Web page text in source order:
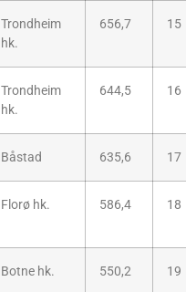
Trondheim
hk.
656,7 15
Trondheim
hk.
644,5 16
Båstad 635,6 17
Florø hk. 586,4 18
Botne hk. 550,2 19